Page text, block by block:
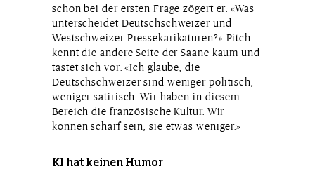
schon bei der ersten Frage zögert er: «Was
unterscheidet Deutschschweizer und
Westschweizer Pressekarikaturen?» Pitch
kennt die andere Seite der Saane kaum und
tastet sich vor: «Ich glaube, die
Deutschschweizer sind weniger politisch,
weniger satirisch. Wir haben in diesem
Bereich die französische Kultur. Wir
können scharf sein, sie etwas weniger.»
KI hat keinen Humor